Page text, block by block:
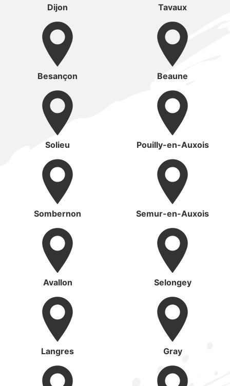
Dijon Tavaux
Besançon Beaune
Solieu Pouilly-en-Auxois
Sombernon Semur-en-Auxois
Avallon Selongey
Langres Gray